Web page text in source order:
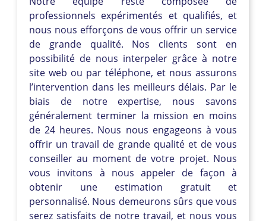
professionnels expérimentés et qualifiés, et
nous nous efforçons de vous offrir un service
de grande qualité. Nos clients sont en
possibilité de nous interpeler grâce à notre
site web ou par téléphone, et nous assurons
l’intervention dans les meilleurs délais. Par le
biais de notre expertise, nous savons
généralement terminer la mission en moins
de 24 heures. Nous nous engageons à vous
offrir un travail de grande qualité et de vous
conseiller au moment de votre projet. Nous
vous invitons à nous appeler de façon à
obtenir une estimation gratuit et
personnalisé. Nous demeurons sûrs que vous
serez satisfaits de notre travail, et nous vous